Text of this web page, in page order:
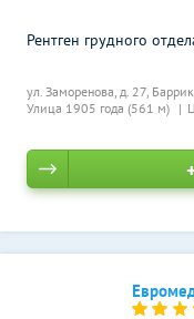
ул. Заморенова, д. 27,
Улица 1905 года (561 м)
Рентген грудного